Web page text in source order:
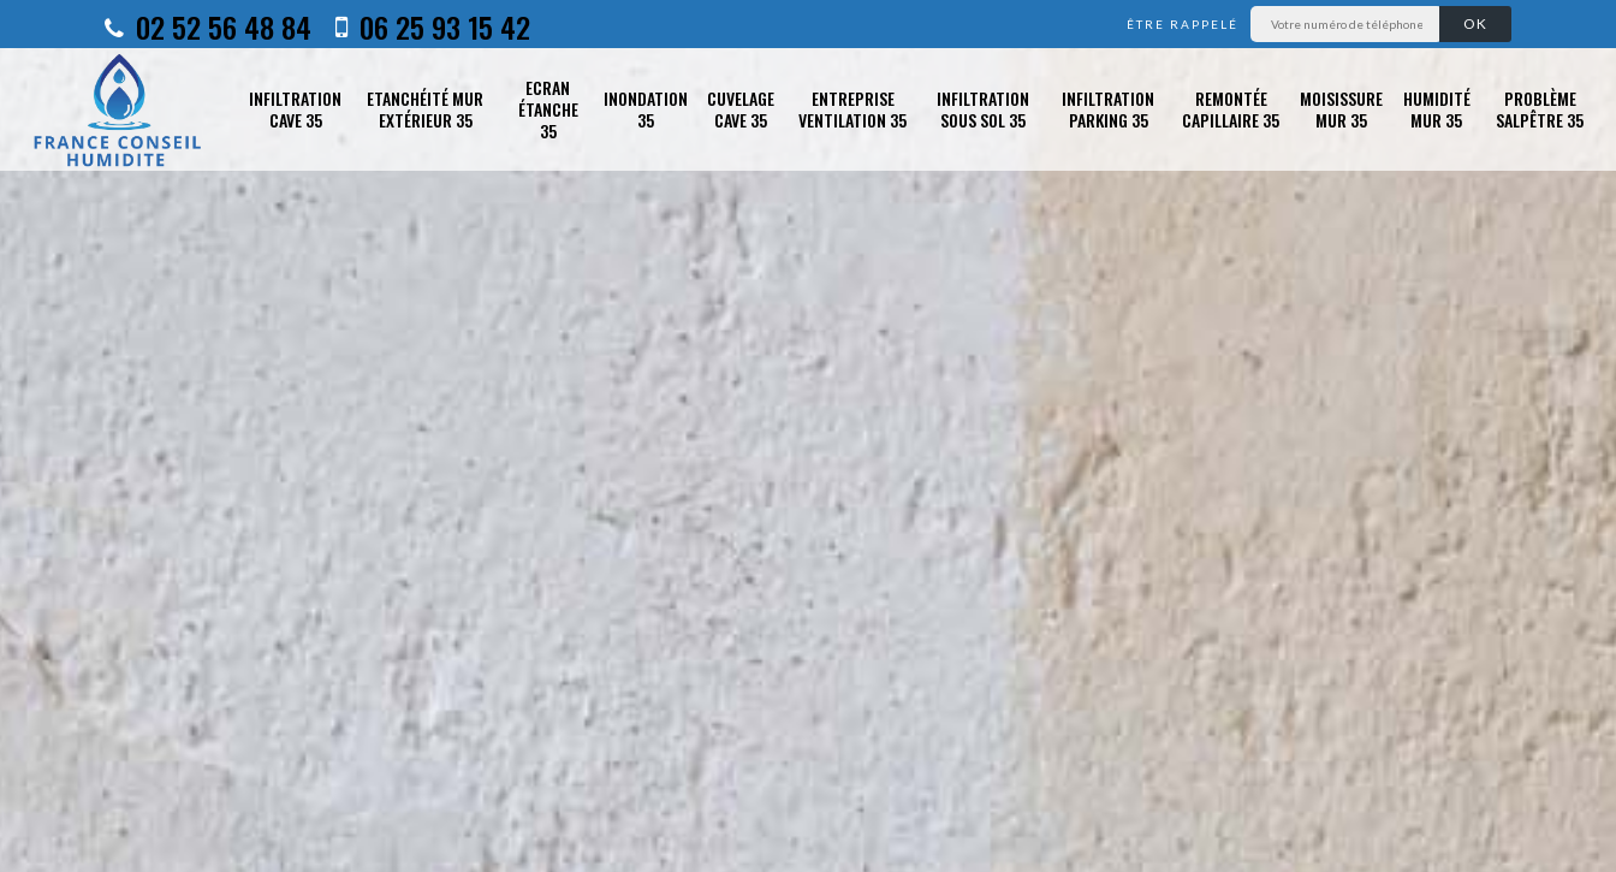
02 52 56 48 84 06 25 93 15 42 ÊTRE RAPPELÉ
INFILTRATION
CAVE 35
ETANCHÉITÉ MUR
EXTÉRIEUR 35
ECRAN
ÉTANCHE
35
INONDATION
35
CUVELAGE
CAVE 35
ENTREPRISE
VENTILATION 35
INFILTRATION
SOUS SOL 35
INFILTRATION
PARKING 35
REMONTÉE
CAPILLAIRE 35
MOISISSURE
MUR 35
HUMIDITÉ
MUR 35
PROBLÈME
SALPÊTRE 35